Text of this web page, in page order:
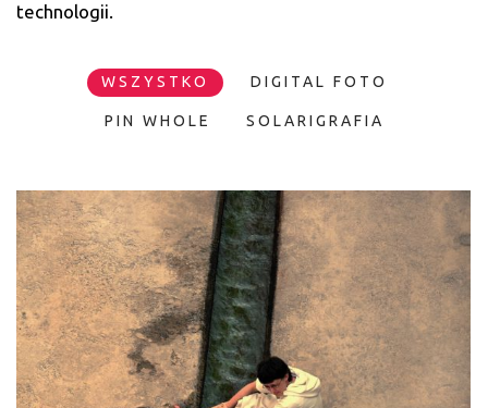
technologii.
WSZYSTKO DIGITAL FOTO
PIN WHOLE SOLARIGRAFIA